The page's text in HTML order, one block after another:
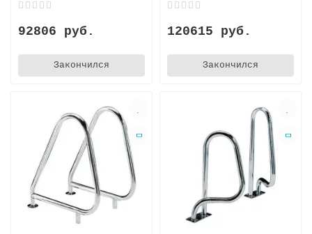
92806 руб.
Закончился
120615 руб.
Закончился